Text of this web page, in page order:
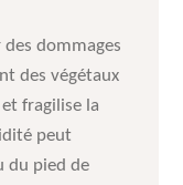
dommages
des végétaux
fragilise la
peut
du pied de